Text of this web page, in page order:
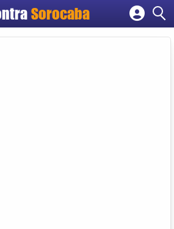
Sorocaba
Cadastrar empresa